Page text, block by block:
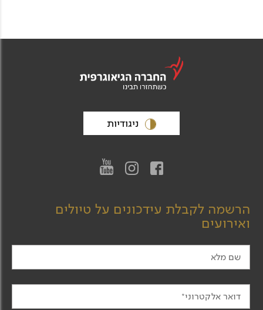
ניגודיות
הרשמה לקבלת עידכונים על טיולים
ואירועים
שם מלא
דואר אלקטרוני